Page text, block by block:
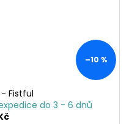
–10 %
- Fistful
do 3 - 6 dnů